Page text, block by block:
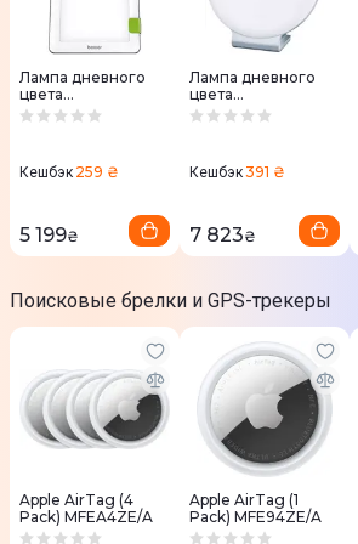
Лампа дневного
цвета
терапевтическая
Кешбэк 259 ₴
5 199₴
Лампа дневного
цвета
терапевтическая
Кешбэк391 ₴
7 823₴
Поисковые брелки и GPS-трекеры
Apple AirTag (4
Pack) MFEA4ZE/A
Apple AirTag (1
Pack) MFE94ZE/A